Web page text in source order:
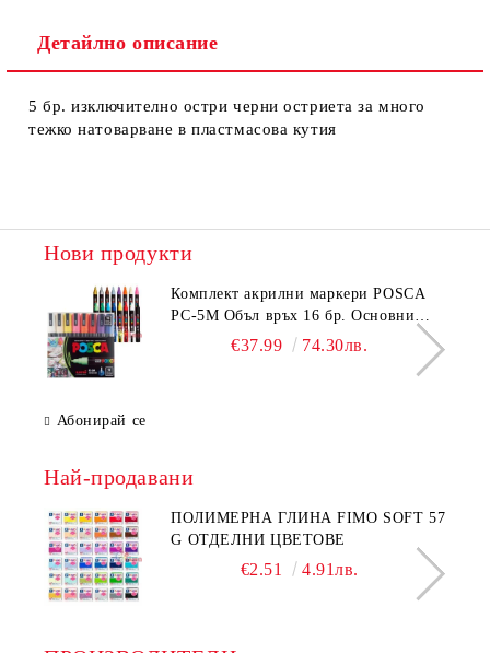
Детайлно описание
5 бр. изключително остри черни остриета за много
тежко натоварване в пластмасова кутия
Нови продукти
Комплeкт акрилни маркери POSCA
PC-5M Объл връх 16 бр. Основни
€37.99 74.30лв.
Абонирай се
Най-продавани
ПОЛИМЕРНА ГЛИНА FIMO SOFT 57
G ОТДЕЛНИ ЦВЕТОВЕ
€2.51 4.91лв.